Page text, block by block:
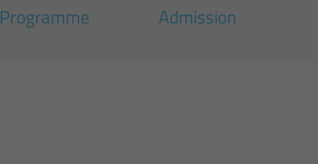
Programme Admission